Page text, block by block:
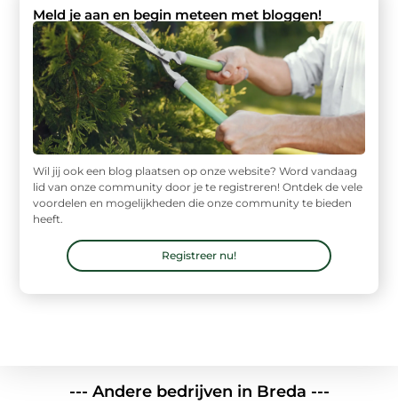
Meld je aan en begin meteen met bloggen!
Wil jij ook een blog plaatsen op onze website? Word vandaag
lid van onze community door je te registreren! Ontdek de vele
voordelen en mogelijkheden die onze community te bieden
heeft.
Registreer nu!
--- Andere bedrijven in Breda ---